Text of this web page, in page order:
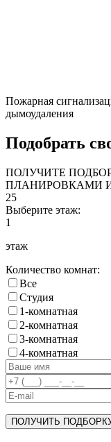
Пожарная
дымоудаления
Подобрать
ПОЛУЧИТЕ
ПЛАНИРОВКАМИ
25
Выберите этаж:
1
этаж
Количество комнат:
Все
Cтудия
1-комнатная
2-комнатная
3-комнатная
4-комнатная
ПОЛУЧИТЬ